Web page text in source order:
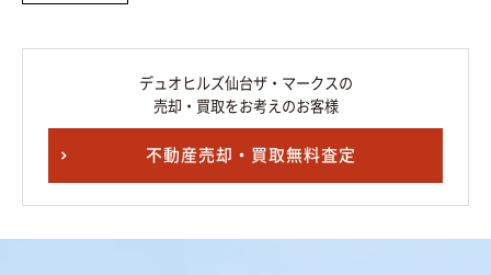
デュオヒルズ仙台ザ・マークスの
売却・買取をお考えのお客様
不動産売却・買取無料査定